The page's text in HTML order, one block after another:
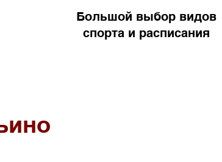
Большой выбор видов
спорта и расписания